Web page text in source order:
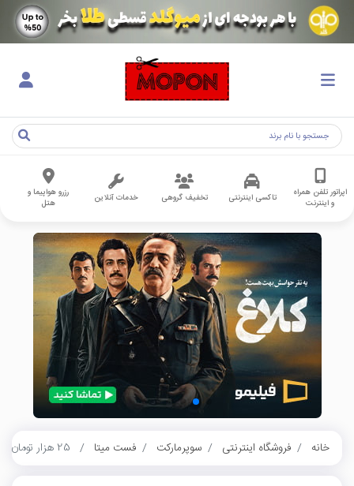
اپراتور تلفن همراه
و اینترنت
تاکسی اینترنتی تخفیف گروهی خدمات آنلاین
رزرو هواپیما و
هتل
خانه فروشگاه اینترنتی سوپرمارکت فست میتا